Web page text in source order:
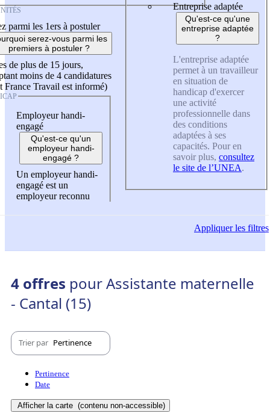
parmi les 1ers à postuler
serez-vous parmi les
premiers à postuler ?
de plus de 15 jours,
moins de 4 candidatures
France Travail est informé)
Employeur handi-
engagé
Qu'est-ce qu'un
employeur handi-
engagé ?
Un employeur handi-
engagé est un
employeur reconnu
Entreprise adaptée
Qu'est-ce qu'une
entreprise adaptée
?
L'entreprise adaptée
permet à un travailleur
en situation de
handicap d'exercer
une activité
professionnelle dans
des conditions
adaptées à ses
capacités. Pour en
savoir plus, consultez
le site de l’UNEA.
Appliquerles filtres
4 offres pour Assistante maternelle
- Cantal (15)
Trier par Pertinence
Pertinence
Date
Afficher la carte (contenu non-accessible)